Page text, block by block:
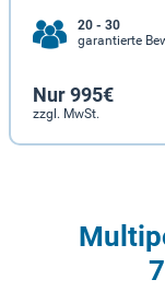
20 - 30
garantierte
Nur 995€
zzgl. MwSt.